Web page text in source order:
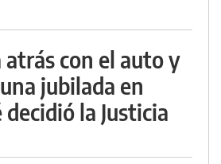
atrás con el auto y
jubilada en
la Justicia